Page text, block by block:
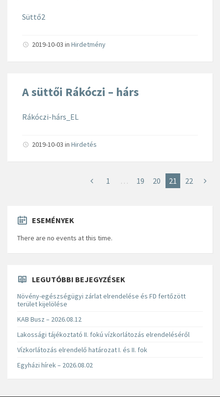
Süttő2
2019-10-03 in Hirdetmény
A süttői Rákóczi – hárs
Rákóczi-hárs_EL
2019-10-03 in Hirdetés
1 … 19 20 21 22
ESEMÉNYEK
There are no events at this time.
LEGUTÓBBI BEJEGYZÉSEK
Növény-egészségügyi zárlat elrendelése és FD fertőzött
terület kijelölése
KAB Busz – 2026.08.12
Lakossági tájékoztató II. fokú vízkorlátozás elrendeléséről
Vízkorlátozás elrendelő határozat I. és II. fok
Egyházi hírek – 2026.08.02